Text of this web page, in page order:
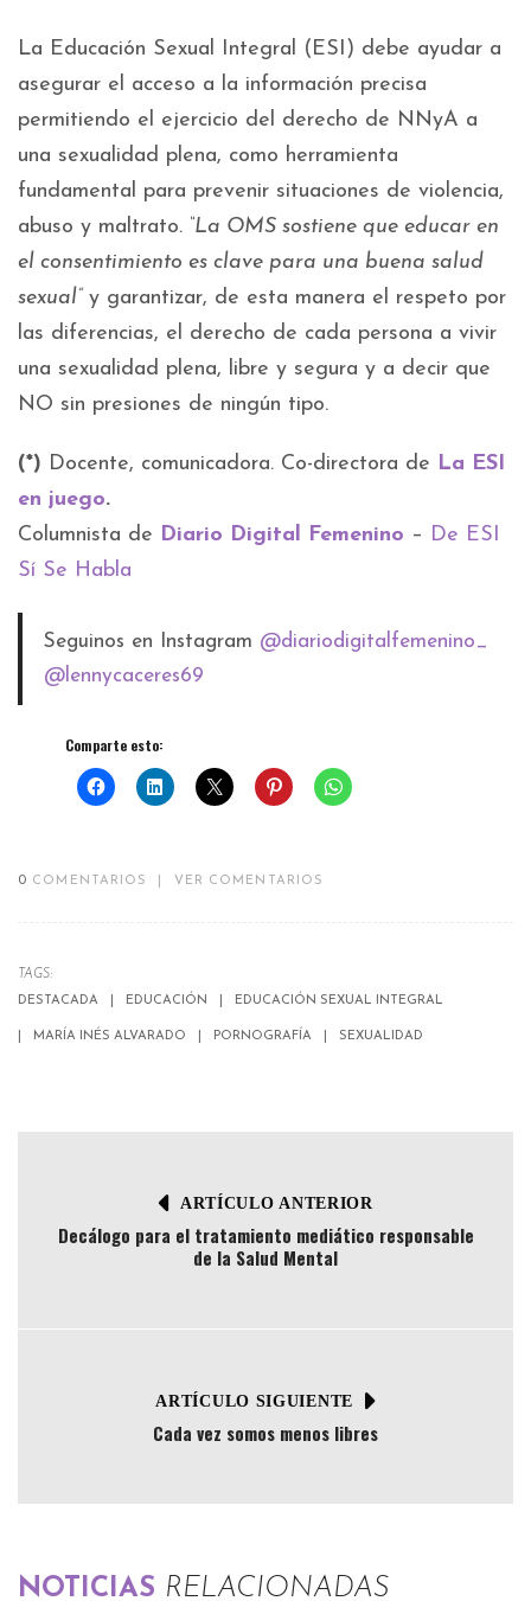
La Educación Sexual Integral (ESI) debe ayudar a
asegurar el acceso a la información precisa
permitiendo el ejercicio del derecho de NNyA a
una sexualidad plena, como herramienta
fundamental para prevenir situaciones de violencia,
abuso y maltrato. “La OMS sostiene que educar en
el consentimiento es clave para una buena salud
sexual” y garantizar, de esta manera el respeto por
las diferencias, el derecho de cada persona a vivir
una sexualidad plena, libre y segura y a decir que
NO sin presiones de ningún tipo.
(*) Docente, comunicadora. Co-directora de La ESI
en juego.
Columnista de Diario Digital Femenino – De ESI
Sí Se Habla
Seguinos en Instagram @diariodigitalfemenino_
@lennycaceres69
Comparte esto:
0 COMENTARIOS VER COMENTARIOS
TAGS:
DESTACADA
EDUCACIÓN EDUCACIÓN SEXUAL INTEGRAL
MARÍA INÉS ALVARADO PORNOGRAFÍA SEXUALIDAD
ARTÍCULO ANTERIOR
Decálogo para el tratamiento mediático responsable
de la Salud Mental
ARTÍCULO SIGUIENTE
Cada vez somos menos libres
NOTICIAS RELACIONADAS